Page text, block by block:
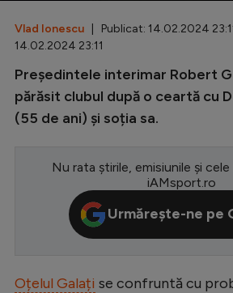
Champions League
Europa League
CM 2026
Premier League
LaLiga
Vlad Ionescu | Publicat: 14.02.2024
14.02.2024 23:11
Președintele interimar Robert
părăsit clubul după o ceartă cu
(55 de ani) și soția sa.
Nu rata știrile, emisiunile și
iAMsport.ro
Urmărește-ne pe
Oțelul Galați se confruntă cu